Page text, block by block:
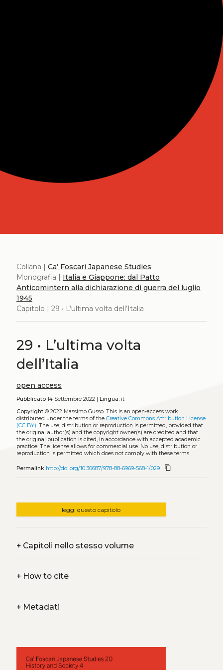
Collana | Ca’ Foscari Japanese Studies
Monografia | Italia e Giappone: dal Patto
Anticomintern alla dichiarazione di guerra del luglio
1945
Capitolo | 29 • L’ultima volta dell’Italia
29 • L’ultima volta
dell’Italia
open access
Pubblicato14 Settembre 2022 | Lingua:it
Copyright© 2022 Massimo Gusso. This is an open-access work
distributed under the terms of the Creative Commons Attribution License
(CC BY). The use, distribution or reproduction is permitted, provided that
the original author(s) and the copyright owner(s) are credited and that
the original publication is cited, in accordance with accepted academic
practice. The license allows for commercial use. No use, distribution or
reproduction is permitted which does not comply with these terms.
Permalink http://doi.org/10.30687/978-88-6969-568-1/029 content_copy
leggi questo capitolo
+Capitoli nello stesso volume
+How to cite
+Metadati